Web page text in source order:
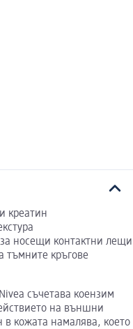
креатин
носещи контактни лещи
тъмните кръгове
съчетава коензим
на външни
в кожата намалява, което